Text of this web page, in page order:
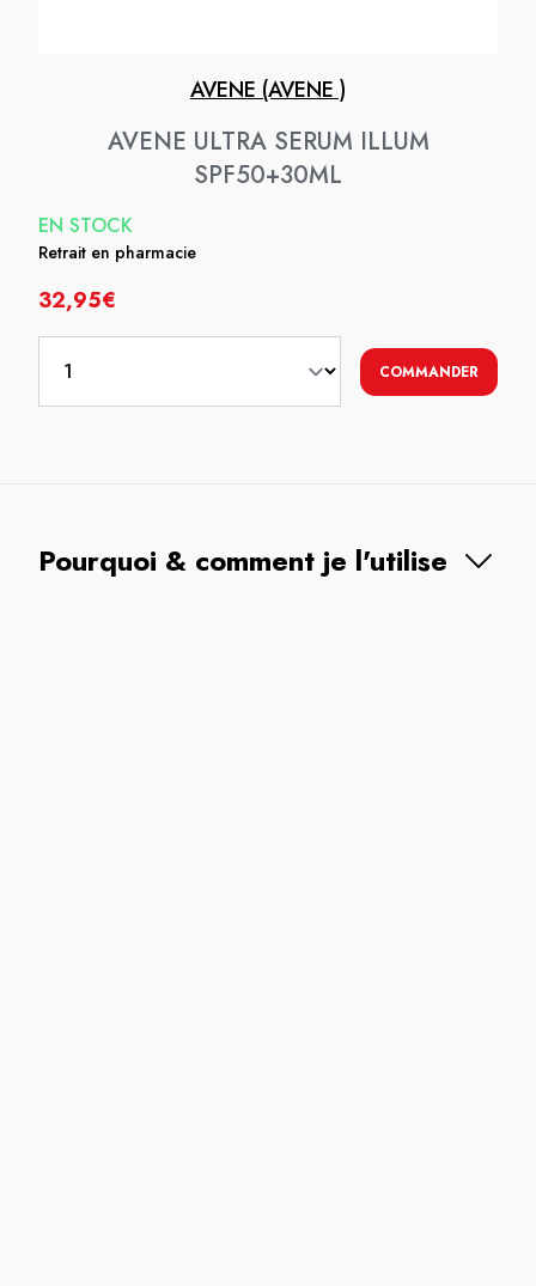
AVENE (AVENE )
AVENE ULTRA SERUM ILLUM
SPF50+30ML
EN STOCK
Retrait en pharmacie
32,95€
COMMANDER
Pourquoi & comment je l'utilise